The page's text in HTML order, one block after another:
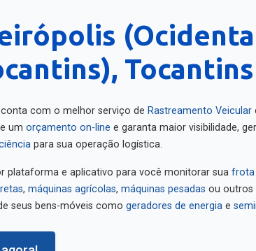
Tocantins
com o melhor serviço de Rastreamento Veicular
um orçamento on-line
e garanta maior visibilidade,
para sua operação logística.
plataforma e aplicativo para você monitorar sua frota
máquinas agrícolas máquinas pesadas
ou outros
seus bens-móveis como
geradores de energia